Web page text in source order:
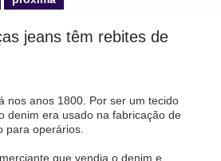
jeans têm rebites de
nos anos 1800. Por ser um tecido
denim era usado na fabricação de
para operários.
que vendia o denim e